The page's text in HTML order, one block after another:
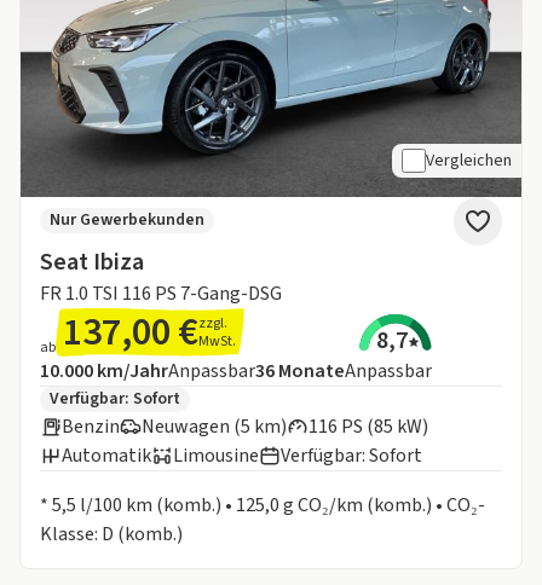
Vergleichen
Seat Ibiza
FR 1.0 TSI 116 PS 7-Gang-DSG
Nur Gewerbekunden
ab 137,00 €zzgl.
MwSt.
8,7
Angebotsdetails:
Inklusive Laufleistung
10.000 km/JahrAnpassbarLaufzeit
36MonateAnpassbar
Zusätzliche Fahrzeuginformationen:
Verfügbar: Sofort
Benzin Neuwagen (5 km)
116 PS (85 kW)
Automatik
Limousine
Verfügbar: Sofort
* 5,5 l/100 km (komb.) • 125,0 g CO₂/km (komb.) • CO₂-
Klasse: D (komb.)